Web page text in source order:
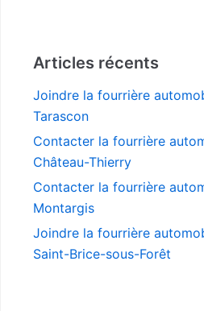
Articles récents
Joindre la fourrière
Tarascon
Contacter la fourrière
Château-Thierry
Contacter la fourrière
Montargis
Joindre la fourrière
Saint-Brice-sous-Forêt